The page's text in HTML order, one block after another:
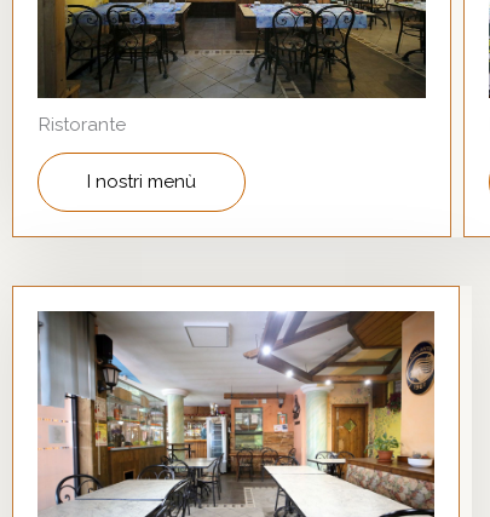
Ristorante
I nostri menù